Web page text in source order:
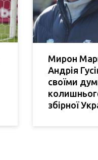
Мирон
Андрія
своїми
збірної